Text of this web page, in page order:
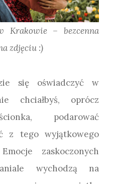
Krakowie – bezcenna
zdjęciu :)
się oświadczyć w
chciałbyś, oprócz
podarować
z tego wyjątkowego
zaskoczonych
wychodzą na